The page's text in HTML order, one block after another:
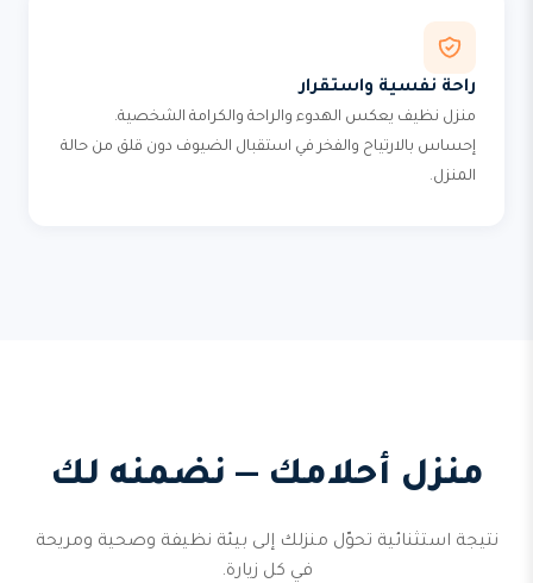
راحة نفسية واستقرار
منزل نظيف يعكس الهدوء والراحة والكرامة الشخصية.
إحساس بالارتياح والفخر في استقبال الضيوف دون قلق من حالة
المنزل.
منزل أحلامك — نضمنه لك
نتيجة استثنائية تحوّل منزلك إلى بيئة نظيفة وصحية ومريحة
في كل زيارة.